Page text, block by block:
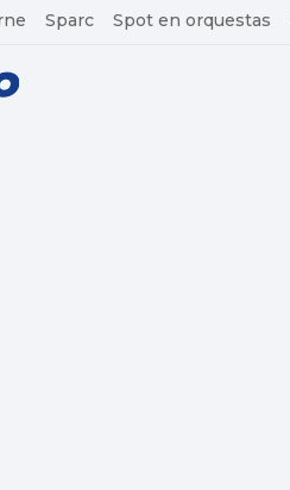
Sparc Spot en orquestas